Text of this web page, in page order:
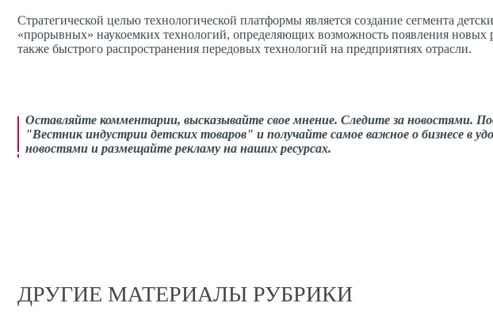
Стратегической целью технологической платформы является создание сегмента
«прорывных» наукоемких технологий, определяющих возможность появления новых
также быстрого распространения передовых технологий на предприятиях отрасли.
Оставляйте комментарии, высказывайте свое мнение. Следите за новостями.
"Вестник индустрии детских товаров" и получайте самое важное о бизнесе в
новостями и размещайте рекламу на наших ресурсах.
ДРУГИЕ МАТЕРИАЛЫ РУБРИКИ